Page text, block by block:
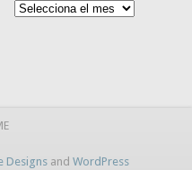
Art.publicados
Designs and WordPress